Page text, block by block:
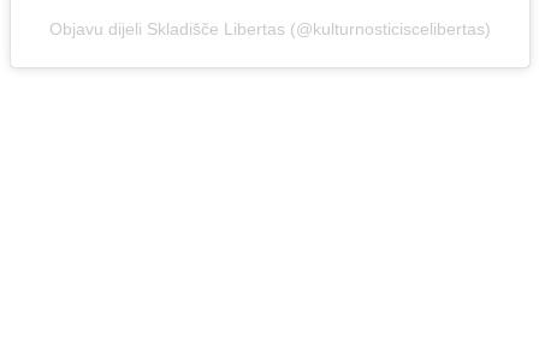
Objavu dijeli Skladišče Libertas (@kulturnosticiscelibertas)